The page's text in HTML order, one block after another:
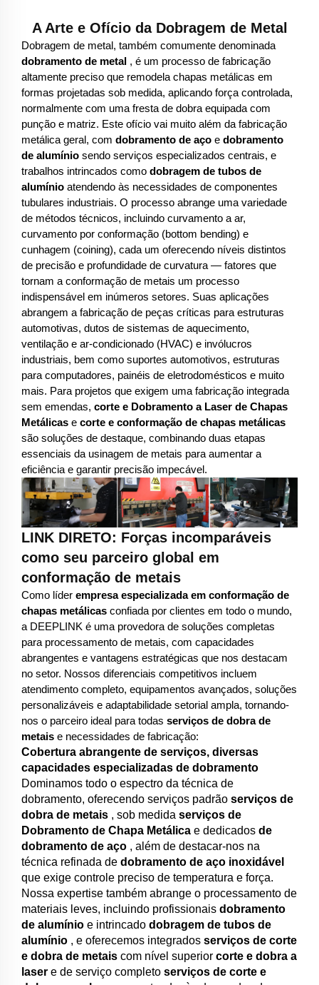
A Arte e Ofício da Dobragem de Metal
Dobragem de metal, também comumente denominada
dobramento de metal , é um processo de fabricação
altamente preciso que remodela chapas metálicas em
formas projetadas sob medida, aplicando força controlada,
normalmente com uma fresta de dobra equipada com
punção e matriz. Este ofício vai muito além da fabricação
metálica geral, com dobramento de aço e dobramento
de alumínio sendo serviços especializados centrais, e
trabalhos intrincados como dobragem de tubos de
alumínio atendendo às necessidades de componentes
tubulares industriais. O processo abrange uma variedade
de métodos técnicos, incluindo curvamento a ar,
curvamento por conformação (bottom bending) e
cunhagem (coining), cada um oferecendo níveis distintos
de precisão e profundidade de curvatura — fatores que
tornam a conformação de metais um processo
indispensável em inúmeros setores. Suas aplicações
abrangem a fabricação de peças críticas para estruturas
automotivas, dutos de sistemas de aquecimento,
ventilação e ar-condicionado (HVAC) e invólucros
industriais, bem como suportes automotivos, estruturas
para computadores, painéis de eletrodomésticos e muito
mais. Para projetos que exigem uma fabricação integrada
sem emendas, corte e Dobramento a Laser de Chapas
Metálicas e corte e conformação de chapas metálicas
são soluções de destaque, combinando duas etapas
essenciais da usinagem de metais para aumentar a
eficiência e garantir precisão impecável.
LINK DIRETO: Forças incomparáveis
como seu parceiro global em
conformação de metais
Como líder empresa especializada em conformação de
chapas metálicas confiada por clientes em todo o mundo,
a DEEPLINK é uma provedora de soluções completas
para processamento de metais, com capacidades
abrangentes e vantagens estratégicas que nos destacam
no setor. Nossos diferenciais competitivos incluem
atendimento completo, equipamentos avançados, soluções
personalizáveis e adaptabilidade setorial ampla, tornando-
nos o parceiro ideal para todas serviços de dobra de
metais e necessidades de fabricação:
Cobertura abrangente de serviços, diversas
capacidades especializadas de dobramento
Dominamos todo o espectro da técnica de
dobramento, oferecendo serviços padrão serviços de
dobra de metais , sob medida serviços de
Dobramento de Chapa Metálica e dedicados de
dobramento de aço , além de destacar-nos na
técnica refinada de dobramento de aço inoxidável
que exige controle preciso de temperatura e força.
Nossa expertise também abrange o processamento de
materiais leves, incluindo profissionais dobramento
de alumínio e intrincado dobragem de tubos de
alumínio , e oferecemos integrados serviços de corte
e dobra de metais com nível superior corte e dobra a
laser e de serviço completo serviços de corte e